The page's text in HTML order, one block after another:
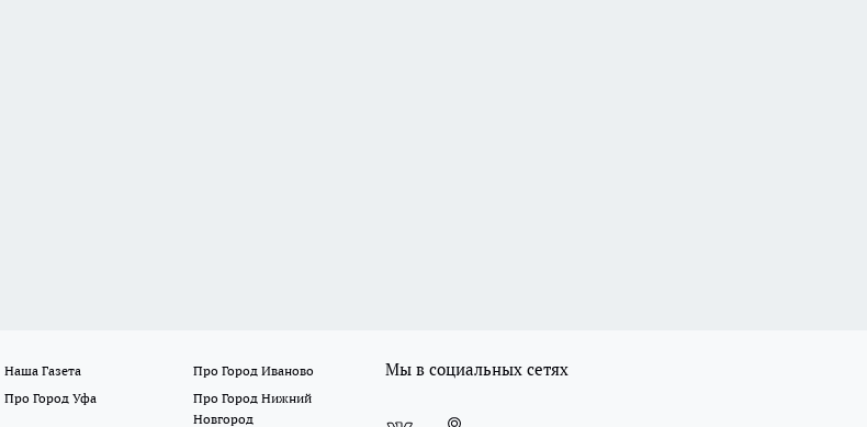
Наша Газета
Про Город Иваново
Про Город Уфа
Про Город Нижний
Новгород
Мы в социальных сетях